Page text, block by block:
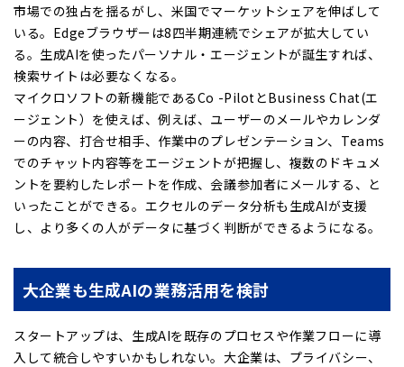
市場での独占を揺るがし、米国でマーケットシェアを伸ばして
いる。Edgeブラウザーは8四半期連続でシェアが拡大してい
る。生成AIを使ったパーソナル・エージェントが誕生すれば、
検索サイトは必要なくなる。
マイクロソフトの新機能であるCo -PilotとBusiness Chat(エ
ージェント）を使えば、例えば、ユーザーのメールやカレンダ
ーの内容、打合せ相手、作業中のプレゼンテーション、Teams
でのチャット内容等をエージェントが把握し、複数のドキュメ
ントを要約したレポートを作成、会議参加者にメールする、と
いったことができる。エクセルのデータ分析も生成AIが支援
し、より多くの人がデータに基づく判断ができるようになる。
大企業も生成AIの業務活用を検討
スタートアップは、生成AIを既存のプロセスや作業フローに導
入して統合しやすいかもしれない。大企業は、プライバシー、